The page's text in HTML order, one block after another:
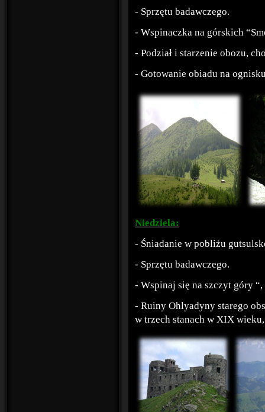
- Sprzętu badawczego.
- Wspinaczka na górskich
- Podział i starzenie obozu,
- Gotowanie obiadu na
Niedziela:
- Śniadanie w pobliżu
- Sprzętu badawczego.
- Wspinaj się na szczyt góry
- Ruiny Ohlyadyny starego
w trzech stanach w XIX